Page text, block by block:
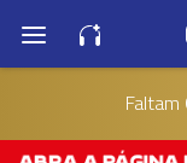
Faltam